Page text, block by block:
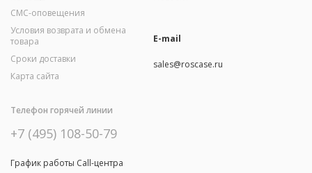
СМС-оповещения
Условия возврата и обмена
товара
Сроки доставки
Карта сайта
E-mail
sales@roscase.ru
Телефон горячей линии
+7 (495) 108-50-79
График работы Call-центра